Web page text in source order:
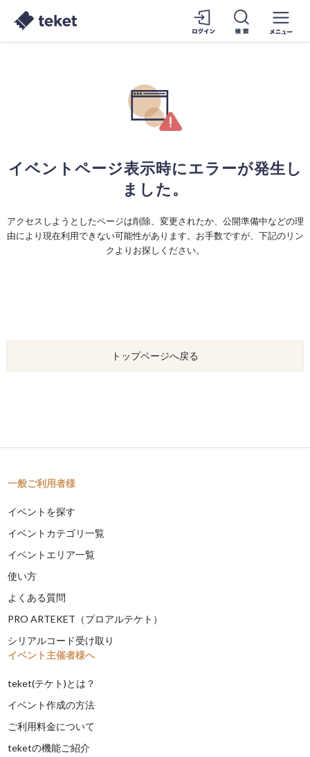
イベントページ表示時にエラーが発生し
ました。
アクセスしようとしたページは削除、変更されたか、公開準備中などの理
由により現在利用できない可能性があります。お手数ですが、下記のリン
クよりお探しください。
トップページへ戻る
一般ご利用者様
イベントを探す
イベントカテゴリ一覧
イベントエリア一覧
使い方
よくある質問
PRO ARTEKET（プロアルテケト）
シリアルコード受け取り
イベント主催者様へ
teket(テケト)とは？
イベント作成の方法
ご利用料金について
teketの機能ご紹介